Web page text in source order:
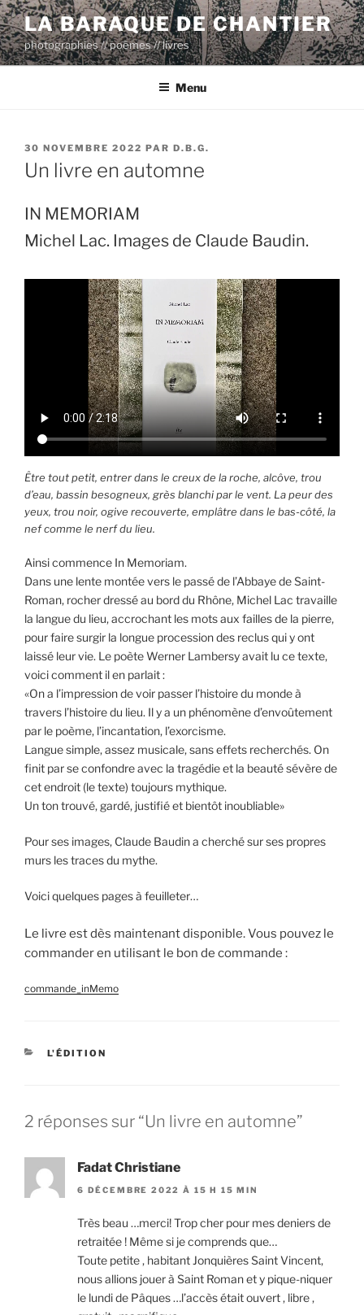
Aller
au
contenu
principal
LA BARAQUE DE CHANTIER
photographies // poèmes // livres
Menu
PUBLIÉ
LE
30 NOVEMBRE 2022 PAR D.B.G.
Un livre en automne
IN MEMORIAM
Michel Lac. Images de Claude Baudin.
Être tout petit, entrer dans le creux de la roche, alcôve, trou
d’eau, bassin besogneux, grès blanchi par le vent. La peur des
yeux, trou noir, ogive recouverte, emplâtre dans le bas-côté, la
nef comme le nerf du lieu.
Ainsi commence In Memoriam.
Dans une lente montée vers le passé de l’Abbaye de Saint-
Roman, rocher dressé au bord du Rhône, Michel Lac travaille
la langue du lieu, accrochant les mots aux failles de la pierre,
pour faire surgir la longue procession des reclus qui y ont
laissé leur vie. Le poète Werner Lambersy avait lu ce texte,
voici comment il en parlait :
«On a l’impression de voir passer l’histoire du monde à
travers l’histoire du lieu. Il y a un phénomène d’envoûtement
par le poème, l’incantation, l’exorcisme.
Langue simple, assez musicale, sans effets recherchés. On
finit par se confondre avec la tragédie et la beauté sévère de
cet endroit (le texte) toujours mythique.
Un ton trouvé, gardé, justifié et bientôt inoubliable»
Pour ses images, Claude Baudin a cherché sur ses propres
murs les traces du mythe.
Voici quelques pages à feuilleter…
Le livre est dès maintenant disponible. Vous pouvez le
commander en utilisant le bon de commande :
commande_inMemo
CATÉGORIES
L'ÉDITION
2 réponses sur “Un livre en automne”
Fadat Christiane
6 DÉCEMBRE 2022 À 15 H 15 MIN
Très beau …merci! Trop cher pour mes deniers de
retraitée ! Même si je comprends que…
Toute petite , habitant Jonquières Saint Vincent,
nous allions jouer à Saint Roman et y pique-niquer
le lundi de Pâques …l’accès était ouvert , libre ,